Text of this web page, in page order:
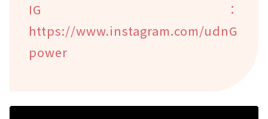
IG：
https://www.instagram.com/udnG
power